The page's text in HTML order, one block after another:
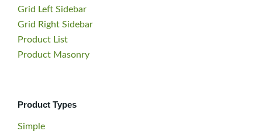
Grid Left Sidebar
Grid Right Sidebar
Product List
Product Masonry
Product Types
Simple